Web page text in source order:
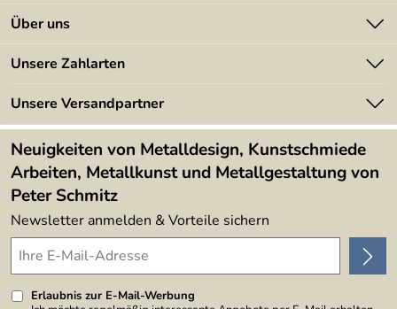
Kontakt
Kundeninformationen
Newsletter
Lieferbedingungen
Über uns
Angebote
Kundenbewertungen (394)
4,9/5
Unsere Zahlarten
Unsere Versandpartner
Neuigkeiten von Metalldesign, Kunstschmiede
Arbeiten, Metallkunst und Metallgestaltung von
Peter Schmitz
Newsletter anmelden & Vorteile sichern
Erlaubnis zur E-Mail-Werbung